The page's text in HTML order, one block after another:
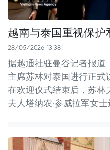
越南与泰国重视保护
28/05/2026 13:38
据越通社驻曼谷记者报道
主席苏林对泰国进行正式
在欢迎仪式结束后，苏林
夫人塔纳农·参威拉军女士